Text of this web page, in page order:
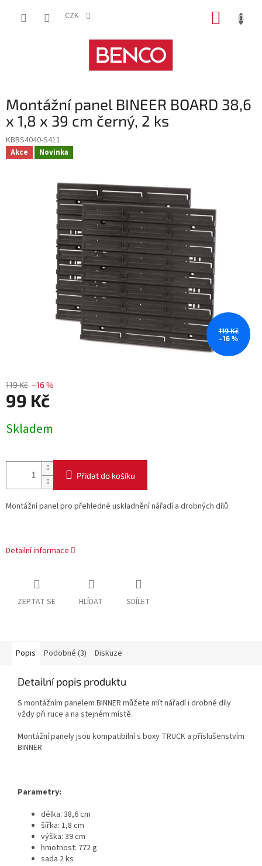
CZK
Montážní panel BINEER BOARD 38,6
x 1,8 x 39 cm černý, 2 ks
KBBS4040-S411
Akce Novinka
119 Kč
–16 %
119 Kč –16 %
99 Kč
cena:
Skladem
Přidat do košíku
Montážní panel pro přehledné uskladnění nářadí a drobných dílů.
Detailní informace
ZEPTAT SE HLÍDAT SDÍLET
Popis Podobné (3) Diskuze
Detailní popis produktu
S montážním panelem BINNER můžete mít nářadí i drobné díly
vždy při ruce a na stejném místě.
Montážní panely jsou kompatibilní s boxy TRUCK a příslušenstvím
BINNER
Parametry:
délka: 38,6 cm
šířka: 1,8 cm
výška: 39 cm
hmotnost: 772 g
sada 2 ks